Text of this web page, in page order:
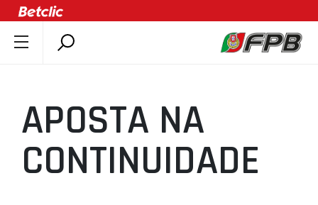
ÚLTIMAS
COMPETIÇÕES
ASSOCIAÇÕES
APOSTA NA
CONTINUIDADE